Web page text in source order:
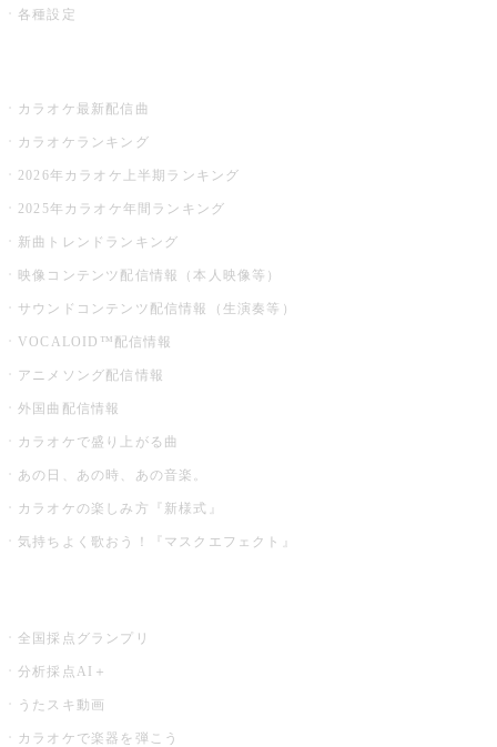
各種設定
カラオケ最新配信曲
カラオケランキング
2026年カラオケ上半期ランキング
2025年カラオケ年間ランキング
新曲トレンドランキング
映像コンテンツ配信情報（本人映像等）
サウンドコンテンツ配信情報（生演奏等）
VOCALOID™配信情報
アニメソング配信情報
外国曲配信情報
カラオケで盛り上がる曲
あの日、あの時、あの音楽。
カラオケの楽しみ方『新様式』
気持ちよく歌おう！『マスクエフェクト』
全国採点グランプリ
分析採点AI＋
うたスキ動画
カラオケで楽器を弾こう